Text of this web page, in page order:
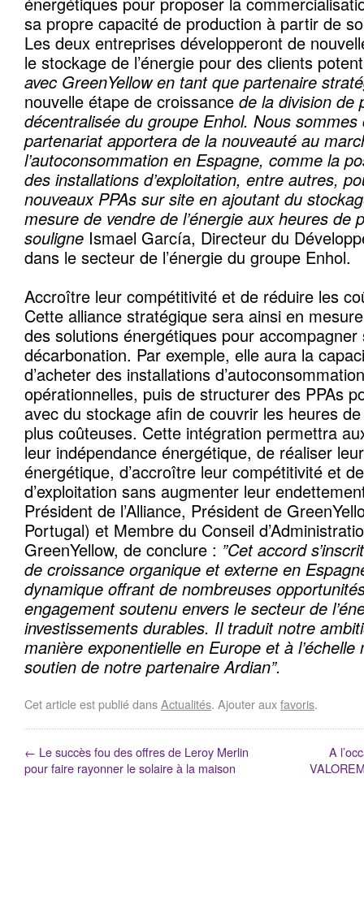
sa propre capacité de production à partir de
Les deux entreprises développeront de
le stockage de l’énergie pour des clients
avec GreenYellow en tant que partenaire
nouvelle étape de croissance de la division de
décentralisée du groupe Enhol. Nous sommes
partenariat apportera de la nouveauté au
l’autoconsommation en Espagne, comme la
des installations d’exploitation, entre autres,
nouveaux PPAs sur site en ajoutant du
mesure de vendre de l’énergie aux heures de
souligne Ismael García, Directeur du
dans le secteur de l’énergie du groupe Enhol.
Accroître leur compétitivité et de réduire les
Cette alliance stratégique sera ainsi en
des solutions énergétiques pour
décarbonation. Par exemple, elle aura la
d’acheter des installations
opérationnelles, puis de structurer des PPAs
avec du stockage afin de couvrir les heures
plus coûteuses. Cette intégration permettra
leur indépendance énergétique, de réaliser
énergétique, d’accroître leur compétitivité et
d’exploitation sans augmenter leur
Président de l’Alliance, Président de
Portugal) et Membre du Conseil
GreenYellow, de conclure : ”Cet accord
de croissance organique et externe en
dynamique offrant de nombreuses
engagement soutenu envers le secteur de
investissements durables. Il traduit notre
manière exponentielle en Europe et à l’échelle
soutien de notre partenaire Ardian”.
Cet article est publié dansActualités. Ajouter auxfavoris.
← Le succès fou des offres de Leroy Merlin
pour faire rayonner le solaire à la maison
A